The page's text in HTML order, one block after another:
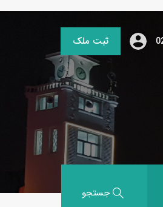
ثبت ملک
جستجو